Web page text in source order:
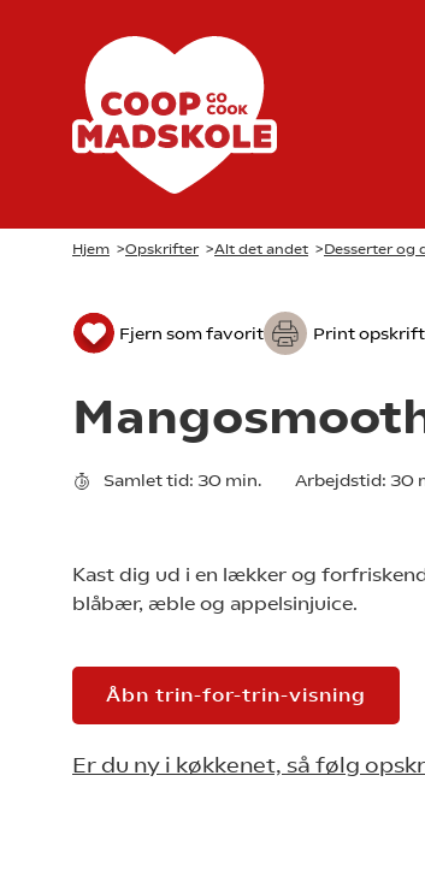
Hjem >Opskrifter >Alt det andet >Desserter og
Fjern som favorit Print
Samlet tid: 30 min. Arbejdstid: 30
Kast dig ud i en lækker og
blåbær, æble og appelsinjuice.
Åbn trin-for-trin-visning
Er du ny i køkkenet, så følg